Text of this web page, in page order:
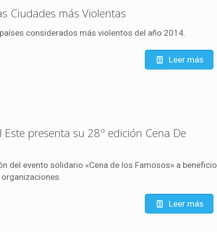
Ciudades más Violentas
considerados más violentos del año 2014.
Leer más
Este presenta su 28º edición Cena De
del evento solidario «Cena de los Famosos» a beneficio
Leer más